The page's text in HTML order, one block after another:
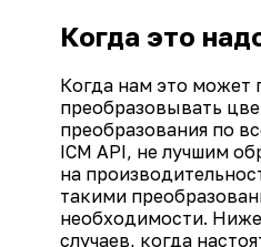
Когда это
Когда нам это может
преобразовывать
преобразования по
ICM API, не лучшим
на
такими
необходимости.
случаев, когда